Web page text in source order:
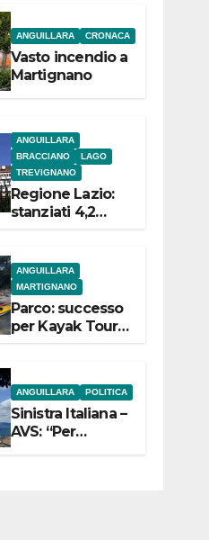
ANGUILLARA CRONACA
Vasto incendio a
Martignano
ANGUILLARA
BRACCIANO
LAGO
TREVIGNANO
Regione Lazio:
stanziati 4,2
dell’Etruria
Meridionale
ANGUILLARA
MARTIGNANO
Parco: successo
per Kayak Tour a
ANGUILLARA POLITICA
Sinistra Italiana –
AVS: “Per
Anguillara